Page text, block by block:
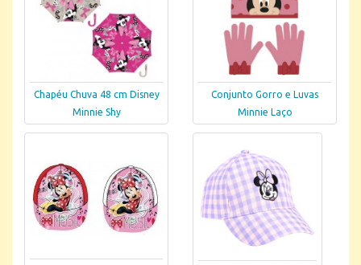
Chapéu Chuva 48 cm Disney
Minnie Shy
Conjunto Gorro e Luvas
Minnie Laço